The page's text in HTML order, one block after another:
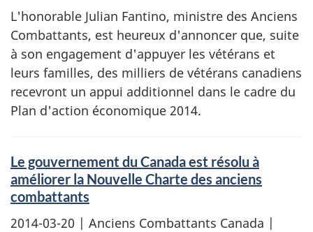
L'honorable Julian Fantino, ministre des Anciens
Combattants, est heureux d'annoncer que, suite
à son engagement d'appuyer les vétérans et
leurs familles, des milliers de vétérans canadiens
recevront un appui additionnel dans le cadre du
Plan d'action économique 2014.
Le gouvernement du Canada est résolu à
améliorer la Nouvelle Charte des anciens
combattants
2014-03-20 | Anciens Combattants Canada |